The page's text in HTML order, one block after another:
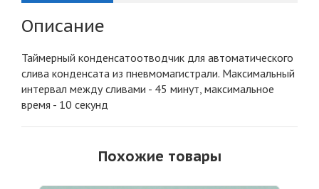
Описание
Таймерный конденсатоотводчик для автоматического
слива конденсата из пневмомагистрали. Максимальный
интервал между сливами - 45 минут, максимальное
время - 10 секунд
Похожие товары